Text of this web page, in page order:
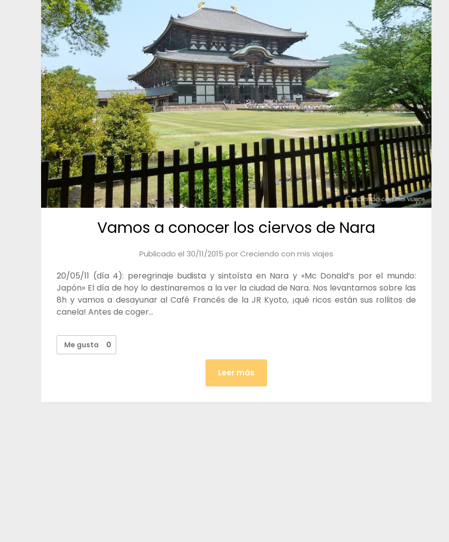
Vamos a conocer los ciervos de Nara
Publicado el 30/11/2015 porCreciendo con mis viajes
20/05/11 (día 4): peregrinaje budista y sintoísta en Nara y «Mc Donald’s por el mundo:
Japón» El día de hoy lo destinaremos a la ver la ciudad de Nara. Nos levantamos sobre las
8h y vamos a desayunar al Café Francés de la JR Kyoto, ¡qué ricos están sus rollitos de
canela! Antes de coger…
Me gusta 0
Leer más